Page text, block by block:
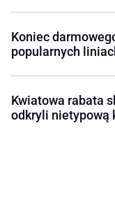
Koniec
popularnych
Kwiatowa rabata
odkryli nietypową